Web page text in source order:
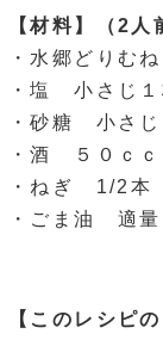
【材料】（2人
・水郷どりむ
・塩 小さじ１
・砂糖 小さじ
・酒 ５０ｃｃ
・ねぎ 1/2本
・ごま油 適量
【このレシピ